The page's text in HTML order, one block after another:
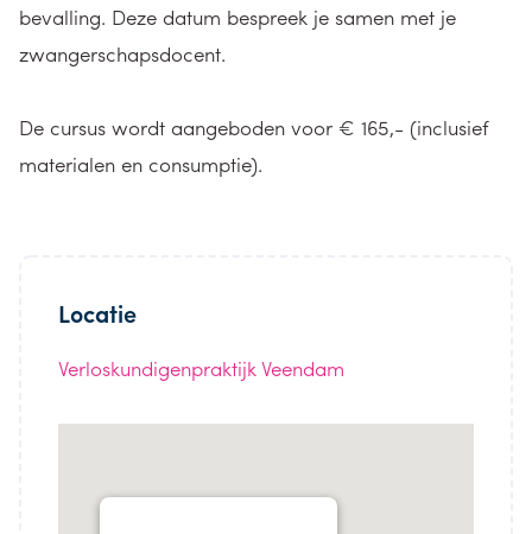
bevalling. Deze datum bespreek je samen met je
zwangerschapsdocent.
De cursus wordt aangeboden voor € 165,- (inclusief
materialen en consumptie).
Locatie
Verloskundigenpraktijk Veendam